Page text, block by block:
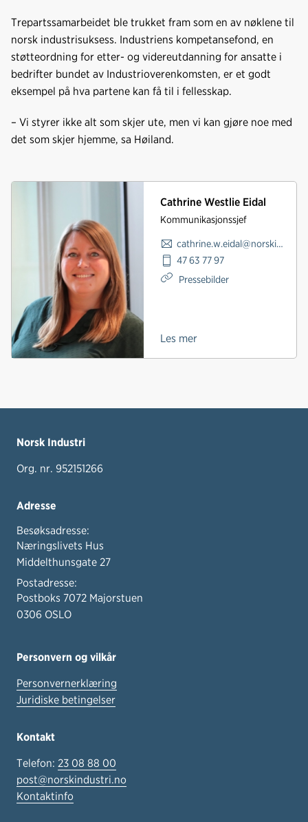
Trepartssamarbeidet ble trukket fram som en av nøklene til
norsk industrisuksess. Industriens kompetansefond, en
støtteordning for etter- og videreutdanning for ansatte i
bedrifter bundet av Industrioverenkomsten, er et godt
eksempel på hva partene kan få til i fellesskap.
– Vi styrer ikke alt som skjer ute, men vi kan gjøre noe med
det som skjer hjemme, sa Høiland.
Cathrine Westlie Eidal
Kommunikasjonssjef
cathrine.w.eidal@norskindustri.no
47 63 77 97
Pressebilder
Les mer
Norsk Industri
Org. nr. 952151266
Adresse
Besøksadresse:
Næringslivets Hus
Middelthunsgate 27
Postadresse:
Postboks 7072 Majorstuen
0306 OSLO
Personvern og vilkår
Personvernerklæring
Juridiske betingelser
Kontakt
Telefon: 23 08 88 00
post@norskindustri.no
Kontaktinfo